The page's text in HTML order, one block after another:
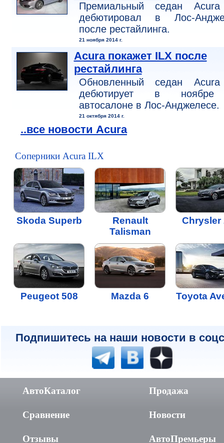
Премиальный седан
дебютировал в Лос-
после рестайлинга.
21 ноября 2014 г.
Acura покажет ILX после
рестайлинга
Обновленный седан
дебютирует в
автосалоне в Лос-Анджелесе.
21 октября 2014 г.
..все новости Acura
Соперники Acura ILX
Skoda Superb
Renault
Talisman
Chrysler
Peugeot 508 Mazda 6 Toyota
Подпишитесь на наши новости в
АвтоКаталог
Сравнение
Отзывы
Продажа
Новости
АвтоПремьеры